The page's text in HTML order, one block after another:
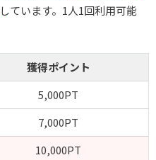
しています。1人1回利用可能
獲得ポイント
5,000PT
7,000PT
10,000PT